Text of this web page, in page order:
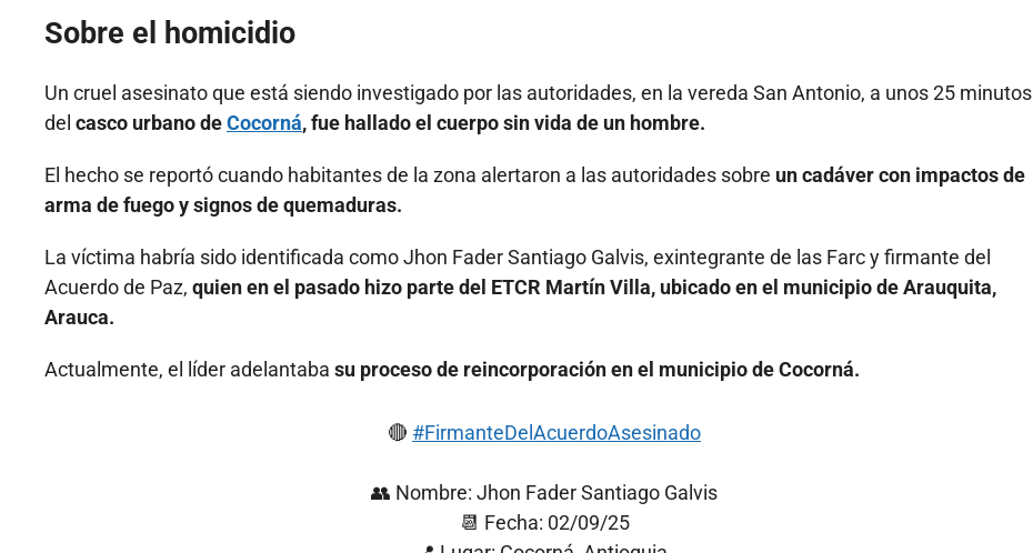
Sobre el homicidio
Un cruel asesinato que está siendo investigado por las autoridades, en la vereda San Antonio, a unos 25 minutos
del casco urbano deCocorná, fue hallado el cuerpo sin vida de un hombre.
El hecho se reportó cuando habitantes de la zona alertaron a las autoridades sobre un cadáver con impactos de
arma de fuego y signos de quemaduras.
La víctima habría sido identificada como Jhon Fader Santiago Galvis, exintegrante de las Farc y firmante del
Acuerdo de Paz, quien en el pasado hizo parte del ETCR Martín Villa, ubicado en el municipio de Arauquita,
Arauca.
Actualmente, el líder adelantaba su proceso de reincorporación en el municipio de Cocorná.
🔴 #FirmanteDelAcuerdoAsesinado
👥 Nombre: Jhon Fader Santiago Galvis
📆 Fecha: 02/09/25